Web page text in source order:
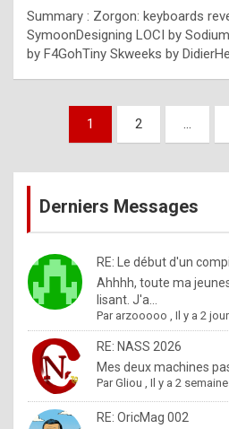
l
e
x
a
%
m
a
d
b
y
Summary : Zorgon: keyboards
SymoonDesigning LOCI by
by F4GohTiny Skweeks by
Pagination
publications
1 2 …
Derniers Messages
RE: Le début d'un
Ahhhh, toute ma
lisant. J'a...
Par arzooooo ,Il y a 2
RE: NASS 2026
Mes deux machines
ParGliou ,Il y a 2
RE: OricMag 002